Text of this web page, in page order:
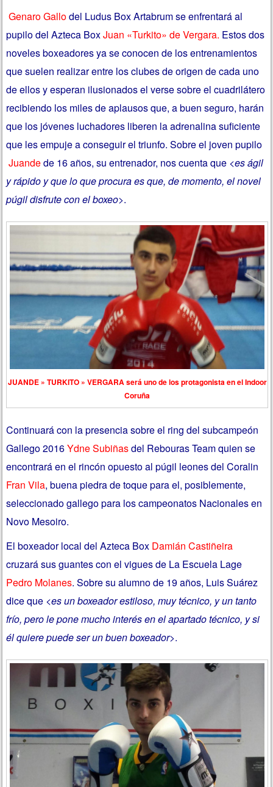
Genaro Gallodel Ludus Box Artabrum se enfrentará al
pupilo del Azteca BoxJuan «Turkito» de Vergara. Estos dos
noveles boxeadores ya se conocen de los entrenamientos
que suelen realizar entre los clubes de origen de cada uno
de ellos y esperan ilusionados el verse sobre el cuadrilátero
recibiendo los miles de aplausos que, a buen seguro, harán
que los jóvenes luchadores liberen la adrenalina suficiente
que les empuje a conseguir el triunfo. Sobre el joven pupilo
Juandede 16 años, su entrenador, nos cuenta que <es ágil
y rápido y que lo que procura es que, de momento, el novel
púgil disfrute con el boxeo>.
JUANDE » TURKITO » VERGARA será uno de los protagonista en el Indoor
Coruña
Continuará con la presencia sobre el ring del subcampeón
Gallego 2016Ydne Subiñasdel Rebouras Team quien se
encontrará en el rincón opuesto al púgil leones del Coralin
Fran Vila, buena piedra de toque para el, posiblemente,
seleccionado gallego para los campeonatos Nacionales en
Novo Mesoiro.
El boxeador local del Azteca Box Damián Castiñeira
cruzará sus guantes con el vigues de La Escuela Lage
Pedro Molanes. Sobre su alumno de 19 años, Luis Suárez
dice que <es un boxeador estiloso, muy técnico, y un tanto
frío, pero le pone mucho interés en el apartado técnico, y si
él quiere puede ser un buen boxeador>.